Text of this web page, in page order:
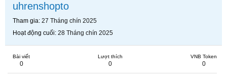
uhrenshopto
Tham gia 27 Tháng chín 2025
Hoạt động cuối 28 Tháng chín 2025
Bài viết
0
Lượt thích
0
VNB Token
0